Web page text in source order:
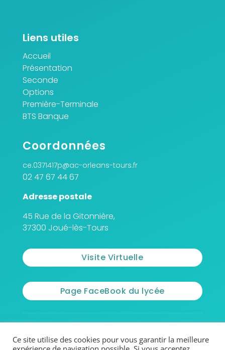
Liens utiles
Accueil
Présentation
Seconde
Options
Première-Terminale
BTS Banque
Coordonnées
ce.0371417p@ac-orleans-tours.fr
02 47 67 44 67
Adresse postale
45 Rue de la Gitonnière,
37300 Joué-lès-Tours
Visite Virtuelle
Page FaceBook du lycée
Ce site utilise des cookies pour vous garantir la meilleure